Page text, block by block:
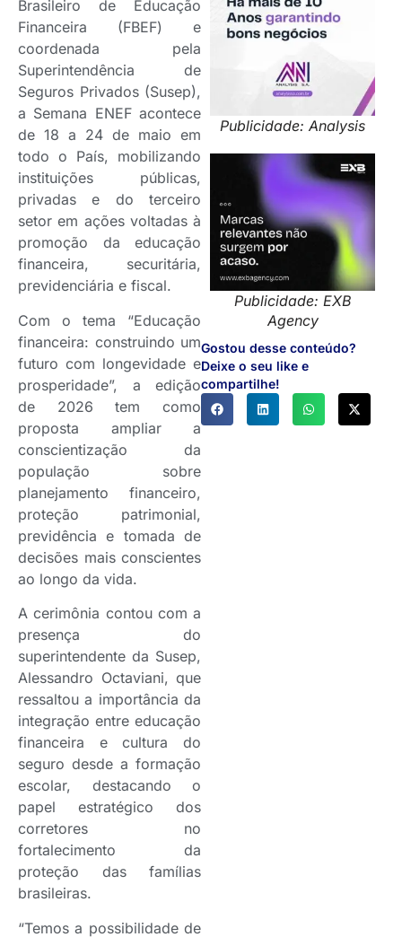
Publicidade: Analysis
Publicidade: EXB
Agency
Gostou desse conteúdo?
Deixe o seu like e
compartilhe!
Brasileiro de Educação
Financeira (FBEF) e
coordenada pela
Superintendência de
Seguros Privados (Susep),
a Semana ENEF acontece
de 18 a 24 de maio em
todo o País, mobilizando
instituições públicas,
privadas e do terceiro
setor em ações voltadas à
promoção da educação
financeira, securitária,
previdenciária e fiscal.
Com o tema “Educação
financeira: construindo um
futuro com longevidade e
prosperidade”, a edição
de 2026 tem como
proposta ampliar a
conscientização da
população sobre
planejamento financeiro,
proteção patrimonial,
previdência e tomada de
decisões mais conscientes
ao longo da vida.
A cerimônia contou com a
presença do
superintendente da Susep,
Alessandro Octaviani, que
ressaltou a importância da
integração entre educação
financeira e cultura do
seguro desde a formação
escolar, destacando o
papel estratégico dos
corretores no
fortalecimento da
proteção das famílias
brasileiras.
“Temos a possibilidade de